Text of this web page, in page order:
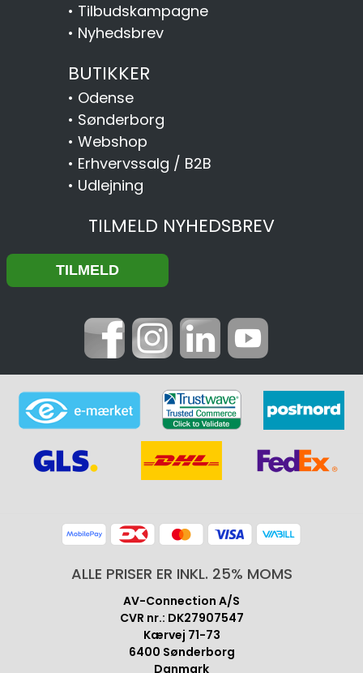
• Tilbudskampagne
• Nyhedsbrev
BUTIKKER
• Odense
• Sønderborg
• Webshop
• Erhvervssalg / B2B
• Udlejning
TILMELD NYHEDSBREV
ALLE PRISER ER INKL. 25% MOMS
AV-Connection A/S
CVR nr.: DK27907547
Kærvej 71-73
6400 Sønderborg
Danmark